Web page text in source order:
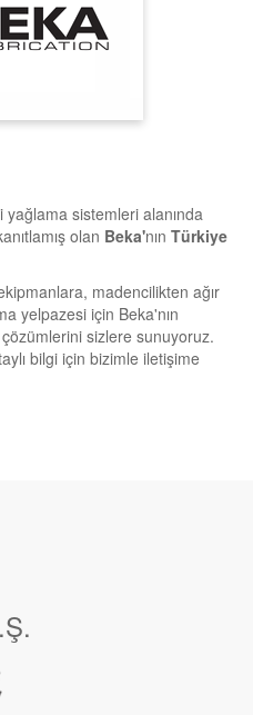
yağlama sistemleri alanında
olan Beka'nın Türkiye
madencilikten ağır
yelpazesi için Beka'nın
sizlere sunuyoruz.
bilgi için bizimle iletişime